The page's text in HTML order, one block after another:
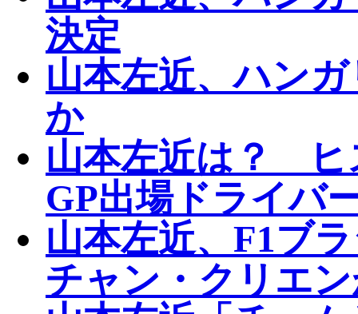
決定
山本左近、ハン
か
山本左近は？ ヒ
GP出場ドライバ
山本左近、F1ブ
チャン・クリエ